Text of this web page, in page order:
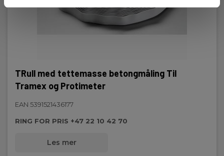
TRull med tettemasse betongmåling Til
Tramex og Protimeter
EAN 5391521436177
RING FOR PRIS +47 22 10 42 70
Les mer